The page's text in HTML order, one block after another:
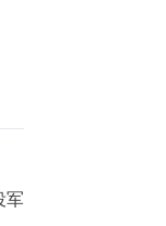
军